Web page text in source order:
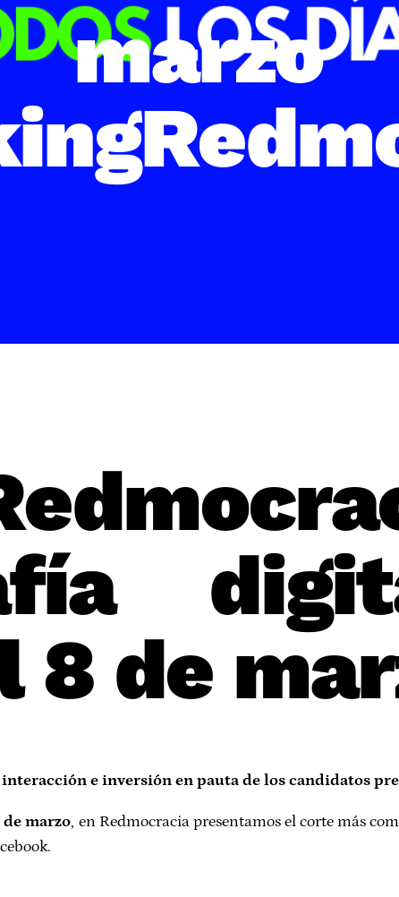
marzo
8 de
e inversión en pauta de los candidatos
de marzo, en Redmocracia presentamos el corte más